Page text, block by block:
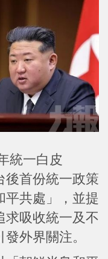
統一白皮
後首份統一政策
平共處」，並提
求吸收統一及不
外界關注。